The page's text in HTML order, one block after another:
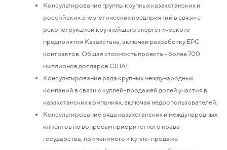
Консультирование группы крупных казахстанских и
российских энергетических предприятий в связи с
реконструкцией крупнейшего энергетического
предприятия Казахстана, включая разработку EPC
контрактов. Общая стоимость проекта – более 700
миллионов долларов США;
Консультирование ряда крупных международных
компаний в связи с куплей-продажей долей участия в
казахстанских компаниях, включая недропользователей;
Консультирование ряда казахстанских и международных
клиентов по вопросам приоритетного права
государства, применимого к купле-продаже